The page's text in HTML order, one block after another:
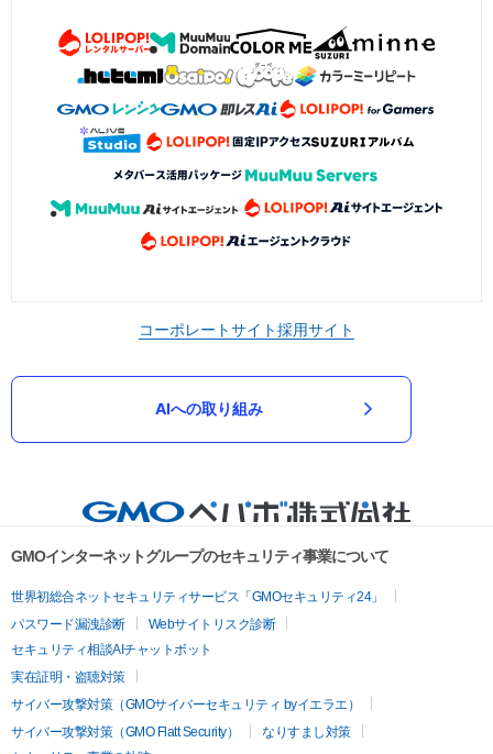
コーポレートサイト採用サイト
AIへの取り組み
GMOインターネットグループのセキュリティ事業について
世界初総合ネットセキュリティサービス「GMOセキュリティ24」
パスワード漏洩診断
Webサイトリスク診断
セキュリティ相談AIチャットボット
実在証明・盗聴対策
サイバー攻撃対策（GMOサイバーセキュリティ byイエラエ）
サイバー攻撃対策（GMO Flatt Security）
なりすまし対策